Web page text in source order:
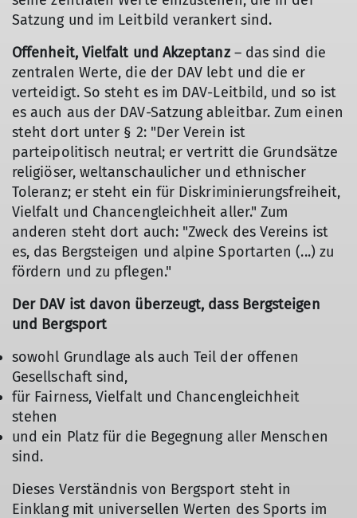
Satzung und im Leitbild verankert sind.
Offenheit, Vielfalt und Akzeptanz– das sind die
zentralen Werte, die der DAV lebt und die er
verteidigt. So steht es im DAV-Leitbild, und so ist
es auch aus der DAV-Satzung ableitbar. Zum einen
steht dort unter § 2: "Der Verein ist
parteipolitisch neutral; er vertritt die Grundsätze
religiöser, weltanschaulicher und ethnischer
Toleranz; er steht ein für Diskriminierungsfreiheit,
Vielfalt und Chancengleichheit aller." Zum
anderen steht dort auch: "Zweck des Vereins ist
es, das Bergsteigen und alpine Sportarten (...) zu
fördern und zu pflegen."
Der DAV ist davon überzeugt, dass Bergsteigen
und Bergsport
sowohl Grundlage als auch Teil der offenen
Gesellschaft sind,
für Fairness, Vielfalt und Chancengleichheit
stehen
und ein Platz für die Begegnung aller Menschen
sind.
Dieses Verständnis von Bergsport steht in
Einklang mit universellen Werten des Sports im